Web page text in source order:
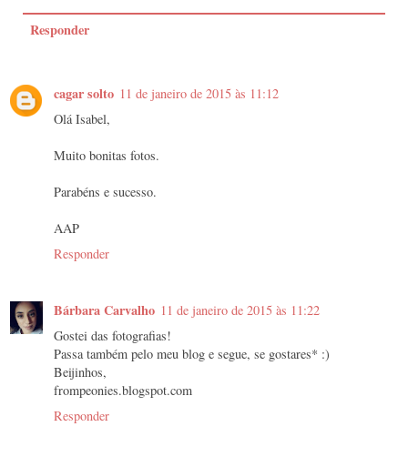
Responder
cagar solto 11 de janeiro de 2015 às 11:12
Olá Isabel,
Muito bonitas fotos.
Parabéns e sucesso.
AAP
Responder
Bárbara Carvalho 11 de janeiro de 2015 às 11:22
Gostei das fotografias!
Passa também pelo meu blog e segue, se gostares* :)
Beijinhos,
frompeonies.blogspot.com
Responder